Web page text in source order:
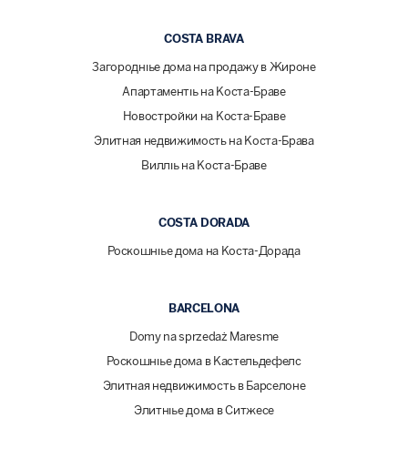
COSTA BRAVA
Загородные дома на продажу в Жироне
Апартаменты на Коста-Браве
Новостройки на Коста-Браве
Элитная недвижимость на Коста-Брава
Виллы на Коста-Браве
COSTA DORADA
Роскошные дома на Коста-Дорада
BARCELONA
Domy na sprzedaż Maresme
Роскошные дома в Кастельдефелс
Элитная недвижимость в Барселоне
Элитные дома в Ситжесе